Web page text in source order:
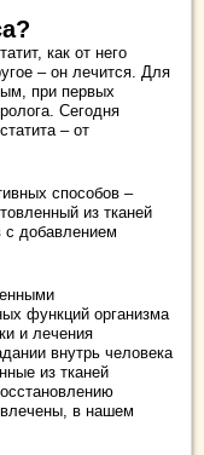
как от него
– он лечится. Для
при первых
Сегодня
– от
способов –
из тканей
добавлением
функций организма
и лечения
внутрь человека
из тканей
в нашем